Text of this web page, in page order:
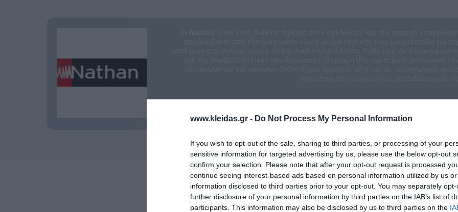
www.kleidas.gr - Do Not Process My Personal Information
If you wish to opt-out of the sale, sharing to third parties, or processing of your
sensitive information for targeted advertising by us, please use the below opt-out
confirm your selection. Please note that after your opt-out request is processed
continue seeing interest-based ads based on personal information utilized by us
information disclosed to third parties prior to your opt-out. You may separately
further disclosure of your personal information by third parties on the IAB’s list of
participants. This information may also be disclosed by us to third parties on the
Σχετικά προϊόντα